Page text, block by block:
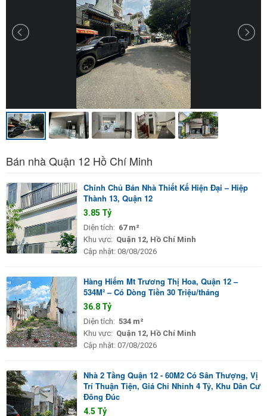
Bán nhà Quận 12 Hồ Chí Minh
Chính Chủ Bán Nhà Thiết Kế Hiện Đại – Hiệp
Thành 13, Quận 12
3.85 Tỷ
Diện tích: 67 m²
Khu vực: Quận 12, Hồ Chí Minh
Cập nhật: 08/08/2026
Hàng Hiếm Mt Trương Thị Hoa, Quận 12 –
534M² – Có Dòng Tiền 30 Triệu/tháng
36.8 Tỷ
Diện tích: 534 m²
Khu vực: Quận 12, Hồ Chí Minh
Cập nhật: 07/08/2026
Nhà 2 Tầng Quận 12 - 60M2 Có Sân Thượng, Vị
Trí Thuận Tiện, Giá Chỉ Nhỉnh 4 Tỷ, Khu Dân Cư
Đông Đúc
4.5 Tỷ